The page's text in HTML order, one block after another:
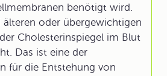
benötigt wird.
älteren oder übergewichtigen
Cholesterinspiegel im Blut
Das ist eine der
für die Entstehung von